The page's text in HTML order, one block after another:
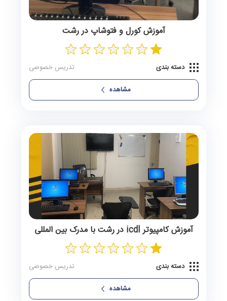
آموزش کورل و فتوشاپ در رشت
دسته بندی
تدریس خصوصی
مشاهده
آموزش کامپیوتر icdl در رشت با مدرک بین المللی
دسته بندی
تدریس خصوصی
مشاهده